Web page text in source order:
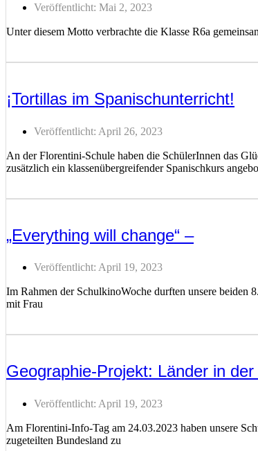
Veröffentlicht: Mai 2, 2023
Unter diesem Motto verbrachte die Klasse R6a
¡Tortillas im Spanischunterricht!
Veröffentlicht: April 26, 2023
An der Florentini-Schule haben die SchülerInnen das
zusätzlich ein klassenübergreifender Spanischkurs
„Everything will change“ –
Veröffentlicht: April 19, 2023
Im Rahmen der SchulkinoWoche durften unsere beiden
mit Frau
Geographie-Projekt: Länder in
Veröffentlicht: April 19, 2023
Am Florentini-Info-Tag am 24.03.2023 haben unsere
zugeteilten Bundesland zu